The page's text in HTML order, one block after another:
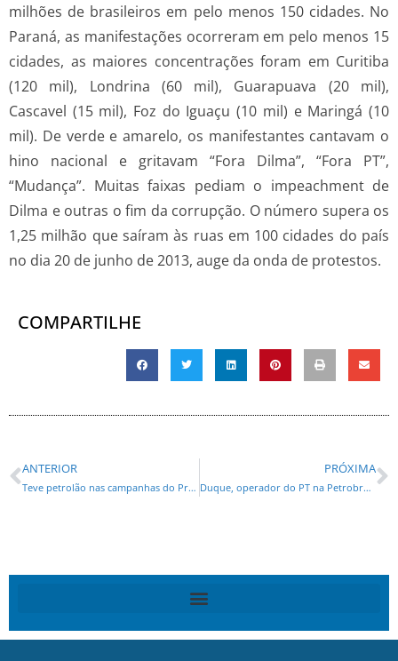
milhões de brasileiros em pelo menos 150 cidades. No
Paraná, as manifestações ocorreram em pelo menos 15
cidades, as maiores concentrações foram em Curitiba
(120 mil), Londrina (60 mil), Guarapuava (20 mil),
Cascavel (15 mil), Foz do Iguaçu (10 mil) e Maringá (10
mil). De verde e amarelo, os manifestantes cantavam o
hino nacional e gritavam “Fora Dilma”, “Fora PT”,
“Mudança”. Muitas faixas pediam o impeachment de
Dilma e outras o fim da corrupção. O número supera os
1,25 milhão que saíram às ruas em 100 cidades do país
no dia 20 de junho de 2013, auge da onda de protestos.
COMPARTILHE
ANTERIOR
Teve petrolão nas campanhas do Professor Lemos, da APP
PRÓXIMA
Duque, operador do PT na Petrobras, é preso no Rio na 10ª fase da Operação Lava-Jato